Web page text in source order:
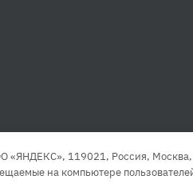
«ЯНДЕКС», 119021, Россия,
на компьютере